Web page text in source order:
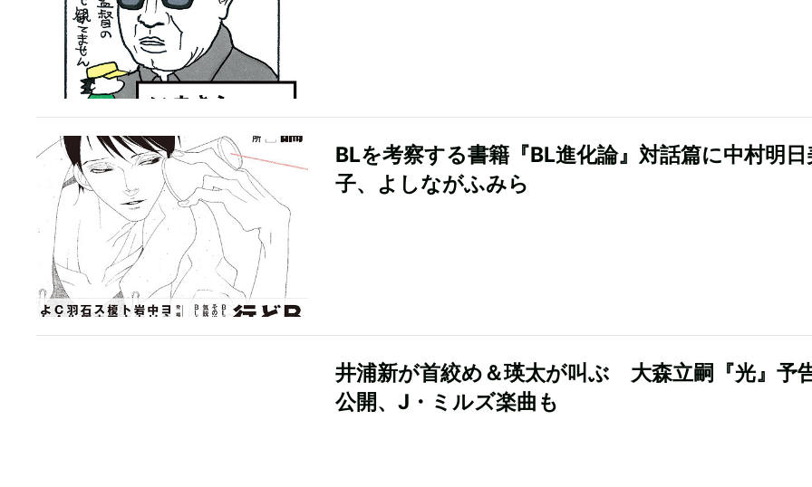
BLを考察する書籍『BL進化論』対話篇に中村明日
子、よしながふみら
井浦新が首絞め＆瑛太が叫ぶ 大森立嗣『光』予
公開、J・ミルズ楽曲も